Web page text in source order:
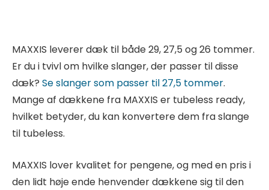
MAXXIS leverer dæk til både 29, 27,5 og 26 tommer.
Er du i tvivl om hvilke slanger, der passer til disse
dæk? Se slanger som passer til 27,5 tommer.
Mange af dækkene fra MAXXIS er tubeless ready,
hvilket betyder, du kan konvertere dem fra slange
til tubeless.
MAXXIS lover kvalitet for pengene, og med en pris i
den lidt høje ende henvender dækkene sig til den